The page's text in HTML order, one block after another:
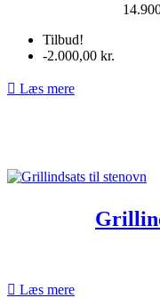
Tilbud!
-2.000,00 kr.
 Læs mere
 Læs mere